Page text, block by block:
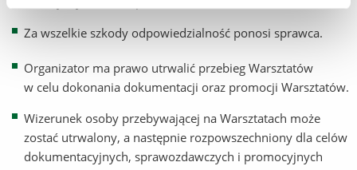
Za wszelkie szkody odpowiedzialność ponosi sprawca.
Organizator ma prawo utrwalić przebieg Warsztatów
w celu dokonania dokumentacji oraz promocji Warsztatów.
Wizerunek osoby przebywającej na Warsztatach może
zostać utrwalony, a następnie rozpowszechniony dla celów
dokumentacyjnych, sprawozdawczych i promocyjnych